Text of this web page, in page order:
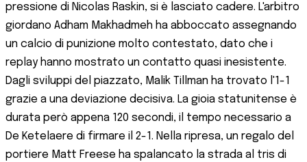
pressione di Nicolas Raskin, si è lasciato cadere. L'arbitro
giordano Adham Makhadmeh ha abboccato assegnando
un calcio di punizione molto contestato, dato che i
replay hanno mostrato un contatto quasi inesistente.
Dagli sviluppi del piazzato, Malik Tillman ha trovato l'1-1
grazie a una deviazione decisiva. La gioia statunitense è
durata però appena 120 secondi, il tempo necessario a
De Ketelaere di firmare il 2-1. Nella ripresa, un regalo del
portiere Matt Freese ha spalancato la strada al tris di